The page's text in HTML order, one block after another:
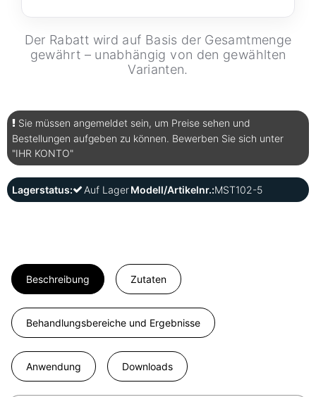
Der Rabatt wird auf Basis der Gesamtmenge
gewährt – unabhängig von den gewählten
Varianten.
Sie müssen angemeldet sein, um Preise sehen und
Bestellungen aufgeben zu können. Bewerben Sie sich unter
"IHR KONTO"
Lagerstatus: Auf LagerModell/Artikelnr.:MST102-5
Beschreibung Zutaten
Behandlungsbereiche und Ergebnisse
Anwendung Downloads